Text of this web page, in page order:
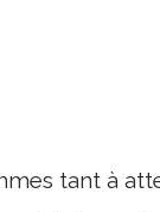
tant à